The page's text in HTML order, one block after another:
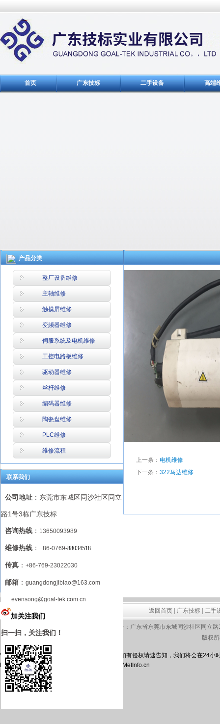
首页 广东技标 二手设备 高端
产品分类
整厂设备维修
主轴维修
触摸屏维修
变频器维修
伺服系统及电机维修
工控电路板维修
驱动器维修
丝杆维修
编码器维修
陶瓷盘维修
PLC维修
维修流程
联系我们
公司地址：东莞市东城区同沙社区同立
路1号3栋广东技标
咨询热线： 13650093989
维修热线： +86-0769-88034518
传真： +86-769-23022030
邮箱： guangdongjibiao@163.com
evensong@goal-tek.com.cn
加关注我们
扫一扫，关注我们！
上一条： 电机维修
下一条： 322马达维修
返回首页 广东技标 二手
地址：广东省东莞市东城同沙社区同立
版权
*本站相关网页素材及相关资源均来源互联网，如有侵权请速告知，我们将会在24小
Powered byMetInfo 5.3.19 www.MetInfo.cn